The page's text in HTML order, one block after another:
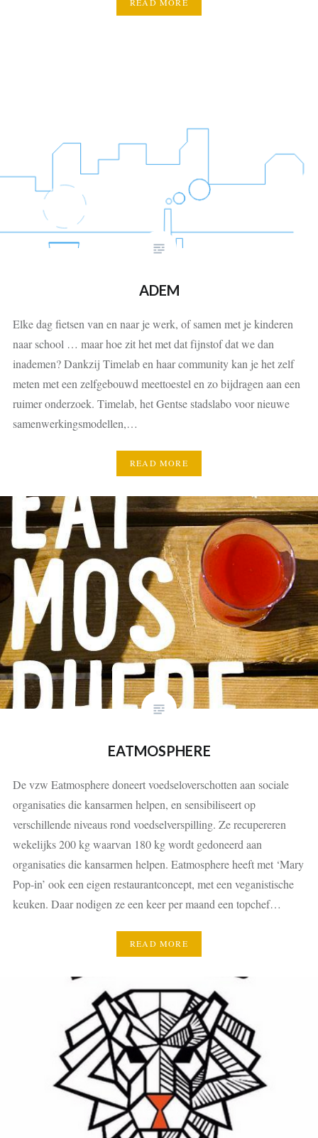
READ MORE
ADEM
Elke dag fietsen van en naar je werk, of samen met je kinderen
naar school … maar hoe zit het met dat fijnstof dat we dan
inademen? Dankzij Timelab en haar community kan je het zelf
meten met een zelfgebouwd meettoestel en zo bijdragen aan een
ruimer onderzoek. Timelab, het Gentse stadslabo voor nieuwe
samenwerkingsmodellen,…
READ MORE
EATMOSPHERE
De vzw Eatmosphere doneert voedseloverschotten aan sociale
organisaties die kansarmen helpen, en sensibiliseert op
verschillende niveaus rond voedselverspilling. Ze recupereren
wekelijks 200 kg waarvan 180 kg wordt gedoneerd aan
organisaties die kansarmen helpen. Eatmosphere heeft met ‘Mary
Pop-in’ ook een eigen restaurantconcept, met een veganistische
keuken. Daar nodigen ze een keer per maand een topchef…
READ MORE